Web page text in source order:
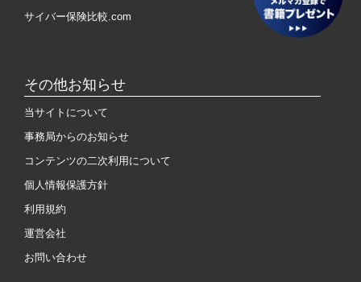
サイバー保険比較.com
その他お知らせ
当サイトについて
事務局からのお知らせ
コンテンツの二次利用について
個人情報保護方針
利用規約
運営会社
お問い合わせ